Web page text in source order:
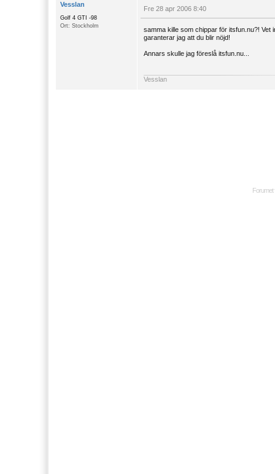
Vesslan
Golf 4 GTI -98
Ort: Stockholm
Fre 28 apr 2006 8:40
samma kille som chippar för itsfun.nu?! Vet
garanterar jag att du blir nöjd!
Annars skulle jag föreslå itsfun.nu...
Vesslan
Forumet